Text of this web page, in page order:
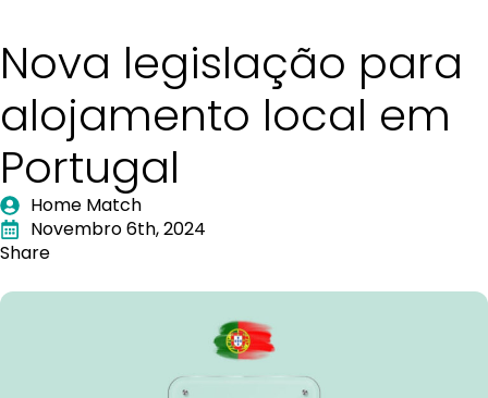
Nova legislação para
alojamento local em
Portugal
Home Match
Novembro 6th, 2024
Share